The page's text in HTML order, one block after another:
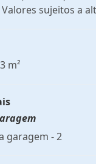
sujeitos a
m²
garagem - 2